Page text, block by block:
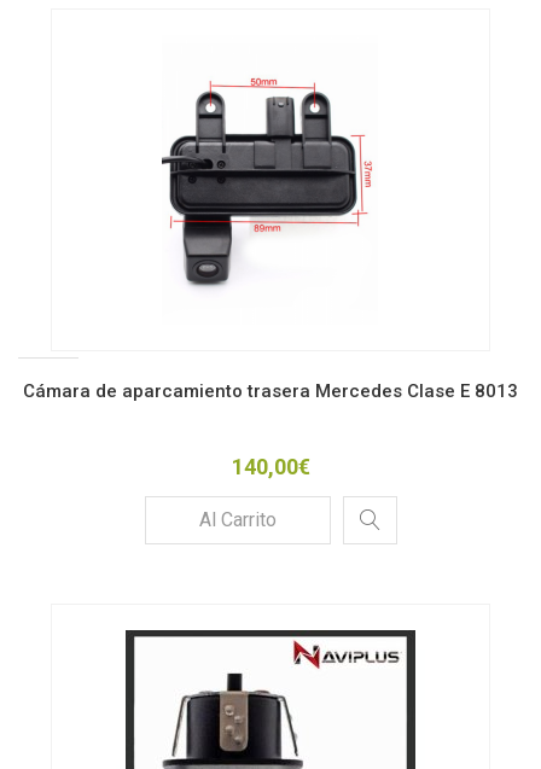
Cámara de aparcamiento trasera Mercedes Clase E 8013
140,00€
Al Carrito